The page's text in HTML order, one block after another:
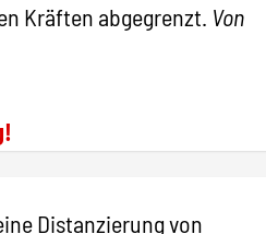
Kräften abgegrenzt. Von
Distanzierung von